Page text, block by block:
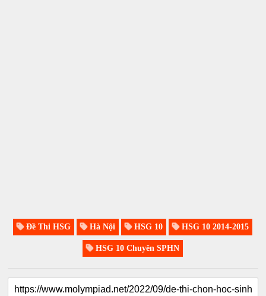
Đề Thi HSG Hà Nội HSG 10 HSG 10 2014-2015
HSG 10 Chuyên SPHN